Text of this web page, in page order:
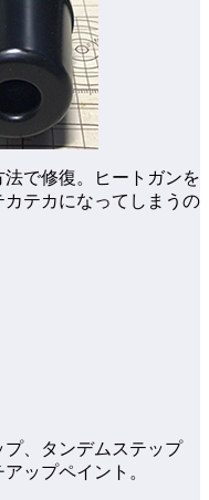
法で修復。ヒートガンを
テカになってしまうの
、タンデムステップ
ップペイント。